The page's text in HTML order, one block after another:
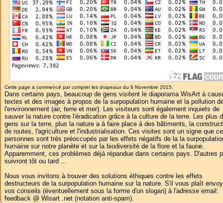
Cette page a commencé par compter les drapeaux du 6 Novembre 2015.
Dans certains pays, beaucoup de gens visitent le diaporama WisArt à
textes et des images à propos de la surpopulation humaine et la pollution
l'environnement (air, terre et mer). Les visiteurs sont également inquiets de
sauver la nature contre l'éradication grâce à la culture de la terre. Les plus
gens sur la terre, plus la nature a à faire place à des bâtiments, la
de routes, l'agriculture et l'industrialisation. Ces visites sont un signe que
personnes sont très préoccupés par les effets négatifs de la la
humaine sur notre planète et sur la biodiversité de la flore et la faune.
Apparemment, ces problèmes déjà répandue dans certains pays. D'autres
suivront tôt ou tard ...
Nous vous invitons à trouver des solutions éthiques contre les effets
destructeurs de la surpopulation humaine sur la nature. S'il vous plaît
vos conseils (éventuellement sous la forme d'un slogan) à l'adresse email:
feedback @ Wisart .net (notation anti-spam).